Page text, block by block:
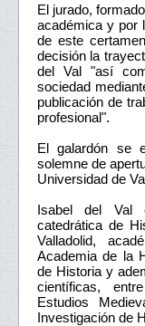
El jurado,
académica y por
de este
decisión la
del Val "así
sociedad
publicación de
profesional".
El galardón se
solemne de
Universidad de
Isabel del Val
catedrática de
Valladolid,
Academia de la
de Historia y
científicas,
Estudios
Investigación de